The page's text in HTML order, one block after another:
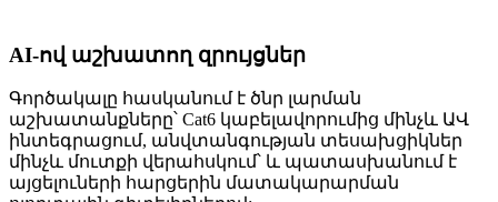
AI-ով աշխատող զրույցներ
Գործակալը հասկանում է ծնր լարման
աշխատանքները՝ Cat6 կաբելավորումից մինչև ԱՎ
ինտեգրացում, անվտանգության տեսախցիկներ
մինչև մուտքի վերահսկում՝ և պատասխանում է
այցելուների հարցերին մատակարարման